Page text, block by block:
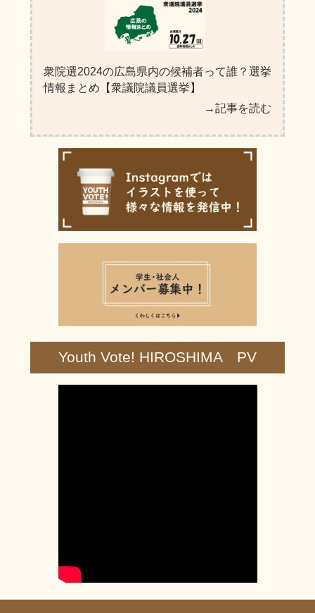
衆院選2024の広島県内の候補者って誰？選挙
情報まとめ【衆議院議員選挙】
→記事を読む
Youth Vote! HIROSHIMA PV